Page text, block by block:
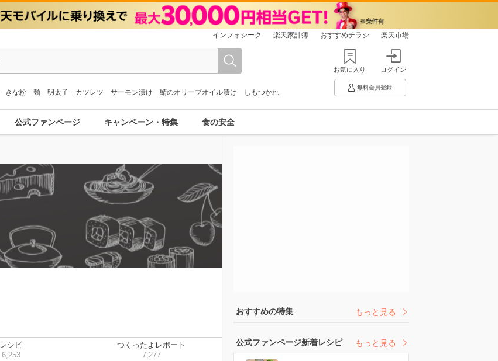
インフォシーク 楽天家計簿 おすすめチラシ 楽天市場
きな粉 麺 明太子 カツレツ サーモン漬け 鯖のオリーブオイル漬け しもつかれ
お気に入り ログイン
無料会員登録
公式ファンページ キャンペーン・特集 食の安全
レシピ
6,253
つくったよレポート
7,277
おすすめの特集 もっと見る
公式ファンページ新着レシピ もっと見る